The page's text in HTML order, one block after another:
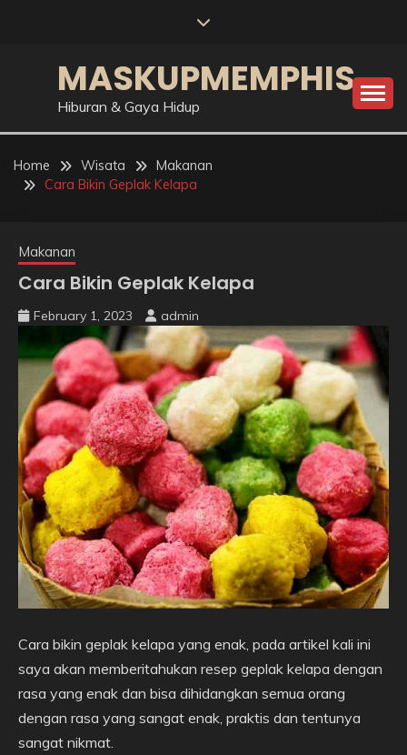
MASKUPMEMPHIS
Hiburan & Gaya Hidup
Home Wisata
Makanan
Cara Bikin Geplak Kelapa
Makanan
Cara Bikin Geplak Kelapa
February 1, 2023 admin
Cara bikin geplak kelapa yang enak, pada artikel kali ini
saya akan memberitahukan resep geplak kelapa dengan
rasa yang enak dan bisa dihidangkan semua orang
dengan rasa yang sangat enak, praktis dan tentunya
sangat nikmat.